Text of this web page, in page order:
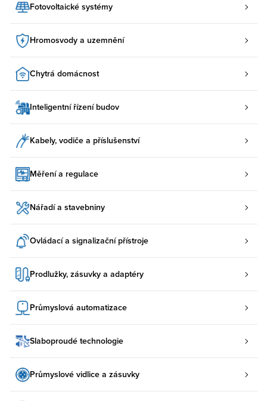
Fotovoltaické systémy
Hromosvody a uzemnění
Chytrá domácnost
Inteligentní řízení budov
Kabely, vodiče a příslušenství
Měření a regulace
Nářadí a stavebniny
Ovládací a signalizační přístroje
Prodlužky, zásuvky a adaptéry
Průmyslová automatizace
Slaboproudé technologie
Průmyslové vidlice a zásuvky